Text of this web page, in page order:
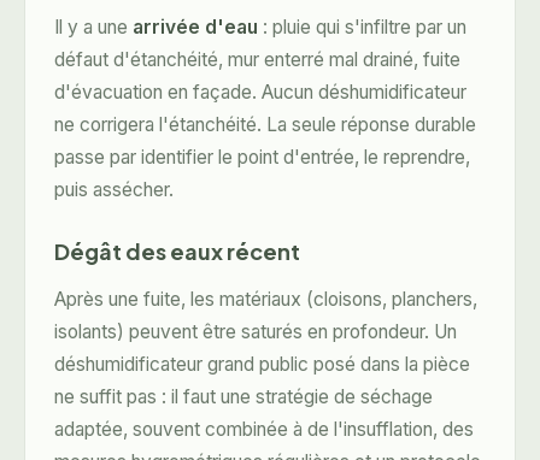
Il y a une arrivée d'eau : pluie qui s'infiltre par un
défaut d'étanchéité, mur enterré mal drainé, fuite
d'évacuation en façade. Aucun déshumidificateur
ne corrigera l'étanchéité. La seule réponse durable
passe par identifier le point d'entrée, le reprendre,
puis assécher.
Dégât des eaux récent
Après une fuite, les matériaux (cloisons, planchers,
isolants) peuvent être saturés en profondeur. Un
déshumidificateur grand public posé dans la pièce
ne suffit pas : il faut une stratégie de séchage
adaptée, souvent combinée à de l'insufflation, des